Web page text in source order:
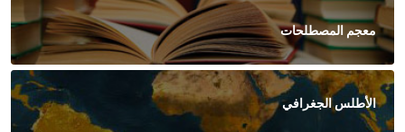
معجم المصطلحات
الأطلس الجغرافي